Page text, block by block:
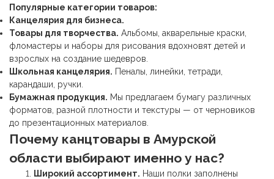
Популярные категории товаров:
Канцелярия для бизнеса.
Товары для творчества. Альбомы, акварельные краски,
фломастеры и наборы для рисования вдохновят детей и
взрослых на создание шедевров.
Школьная канцелярия. Пеналы, линейки, тетради,
карандаши, ручки.
Бумажная продукция. Мы предлагаем бумагу различных
форматов, разной плотности и текстуры — от черновиков
до презентационных материалов.
Почему канцтовары в Амурской
области выбирают именно у нас?
Широкий ассортимент. Наши полки заполнены